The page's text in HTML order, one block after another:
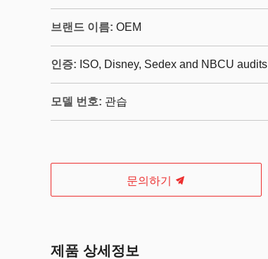
브랜드 이름: OEM
인증: ISO, Disney, Sedex and NBCU audits
모델 번호: 관습
문의하기
제품 상세정보